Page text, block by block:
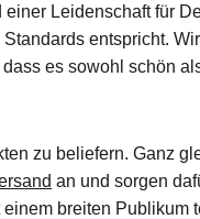
Leidenschaft für
entspricht.
es sowohl schön
zu beliefern. Ganz
an und sorgen
breiten